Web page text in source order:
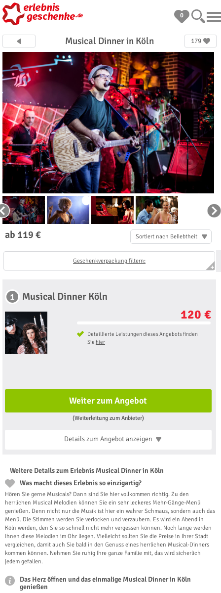
0
Musical Dinner in Köln 179
ab 119 € Sortiert nach Beliebtheit
Geschenkverpackung filtern:
1 Musical Dinner Köln
120 €
Detaillierte Leistungen dieses Angebots finden
Sie hier
Weiter zum Angebot
(Weiterleitung zum Anbieter)
Details zum Angebotanzeigen
Weitere Details zum Erlebnis Musical Dinner in Köln
Was macht dieses Erlebnis so einzigartig?
Hören Sie gerne Musicals? Dann sind Sie hier vollkommen richtig. Zu den
herrlichen Musical Melodien können Sie ein sehr leckeres Mehr-Gänge-Menü
genießen. Denn nicht nur die Musik ist hier ein wahrer Schmaus, sondern auch das
Menü. Die Stimmen werden Sie verlocken und verzaubern. Es wird ein Abend in
Köln werden, den Sie so schnell nicht mehr vergessen können. Noch lange werden
Ihnen diese Melodien im Ohr liegen. Vielleicht sollten Sie die Preise in Ihrer Stadt
vergleichen, damit auch Sie bald in den Genuss eines herrlichen Musical-Dinners
kommen können. Nehmen Sie ruhig Ihre ganze Familie mit, das wird sicherlich
jedem gefallen.
Das Herz öffnen und das einmalige Musical Dinner in Köln
genießen